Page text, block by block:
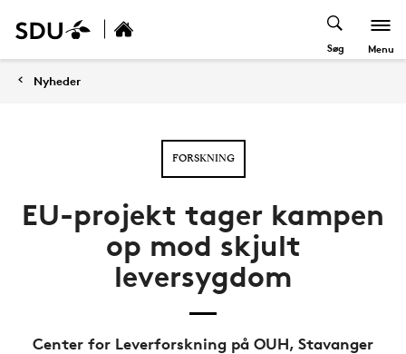
Søg Menu
Nyheder
FORSKNING
EU-projekt tager kampen
op mod skjult
leversygdom
Center for Leverforskning på OUH, Stavanger